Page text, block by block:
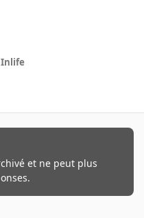
Inlife
et ne peut plus